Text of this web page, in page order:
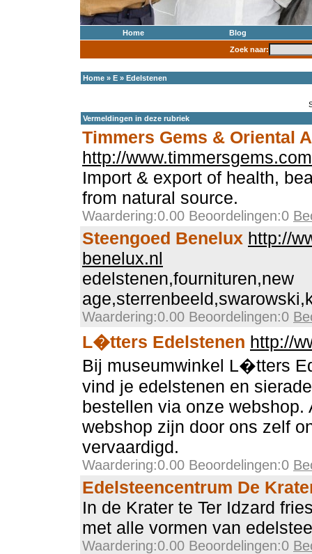
Home
Blog
Zoek naar:
Home » E » Edelstenen
Vermeldingen in deze rubriek
Timmers Gems & Oriental
http://www.timmersgems.com
Import & export of health,
from natural source.
Waardering:0.00 Beoordelingen:0
Steengoed Benelux http://
benelux.nl
edelstenen,fournituren,new
Waardering:0.00 Beoordelingen:0
L�tters Edelstenen http://
Bij museumwinkel L�tters
vind je edelstenen en
bestellen via onze webshop.
webshop zijn door ons zelf
vervaardigd.
Waardering:0.00 Beoordelingen:0
Edelsteencentrum De
In de Krater te Ter Idzard
met alle vormen van
Waardering:0.00 Beoordelingen:0